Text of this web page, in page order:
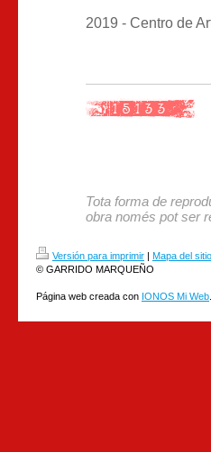
2019 - Centro de
Tota forma de
obra només pot ser
Versión para imprimir | Mapa del sitio
© GARRIDO MARQUEÑO
Página web creada con IONOS Mi Web